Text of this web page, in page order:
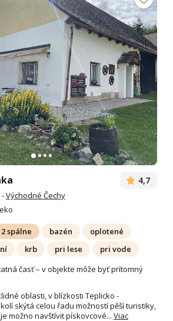
4,7
-Východné Čechy
2 spálne bazén
oplotené
krb pri lese
pri vode
časť – v objekte môže byť prítomný
oblasti, v blízkosti Teplicko -
skýtá celou řadu možností pěší turistiky,
možno navštívit pískovcové... Viac